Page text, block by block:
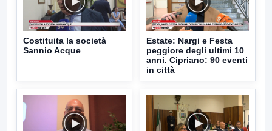
Costituita la società
Sannio Acque
Estate: Nargi e Festa
peggiore degli ultimi 10
anni. Cipriano: 90 eventi
in città